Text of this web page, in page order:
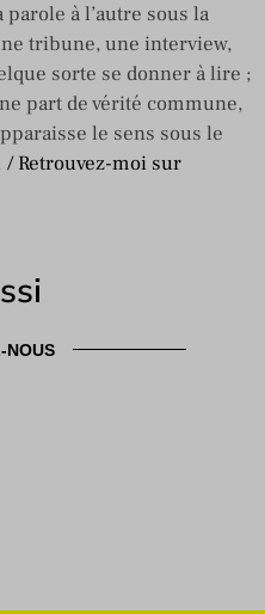
parole à l’autre sous la
tribune, une interview,
sorte se donner à lire ;
part de vérité commune,
le sens sous le
/ Retrouvez-moi sur
NOUS